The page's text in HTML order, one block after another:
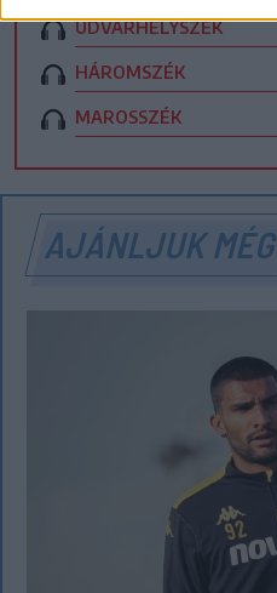
UDVARHELYSZÉK
HÁROMSZÉK
MAROSSZÉK
AJÁNLJUK MÉG